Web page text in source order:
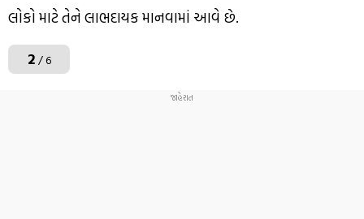
લોકો માટે તેને લાભદાયક માનવામાં આવે છે.
2/ 6